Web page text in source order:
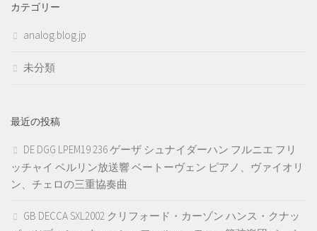
カテゴリー
analog.blog.jp
未分類
最近の投稿
DE DGG LPEM19 236 ゲーザ シュナイダーハン フルニエ フリ
ッチャイ ベルリン放送響 ベートーヴェン ピアノ、ヴァイオリ
ン、チェロの三重協奏曲
GB DECCA SXL2002 クリフォード・カーゾン ハンス・クナッ